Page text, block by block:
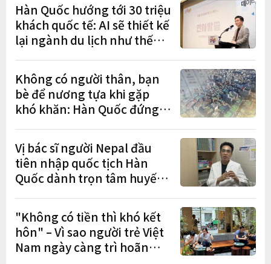
Hàn Quốc hướng tới 30 triệu
khách quốc tế: AI sẽ thiết kế
lại ngành du lịch như thế
Không có người thân, bạn
bè để nương tựa khi gặp
khó khăn: Hàn Quốc đứng
Vị bác sĩ người Nepal đầu
tiên nhập quốc tịch Hàn
Quốc dành trọn tâm huyết
"Không có tiền thì khó kết
hôn" – Vì sao người trẻ Việt
Nam ngày càng trì hoãn